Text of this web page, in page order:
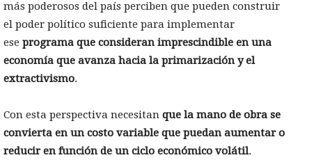
más poderosos del país perciben que pueden construir
el poder político suficiente para implementar
ese programa que consideran imprescindible en una
economía que avanza hacia la primarización y el
extractivismo.
Con esta perspectiva necesitan que la mano de obra se
convierta en un costo variable que puedan aumentar o
reducir en función de un ciclo económico volátil.